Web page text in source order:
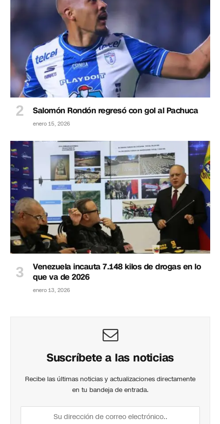
Salomón Rondón regresó con gol al Pachuca
enero 15, 2026
Venezuela incauta 7.148 kilos de drogas en lo
que va de 2026
enero 13, 2026
Suscríbete a las noticias
Recibe las últimas noticias y actualizaciones directamente
en tu bandeja de entrada.